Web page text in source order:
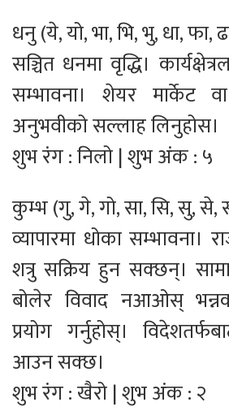
धनु (ये, यो, भा, भि, भु, धा, फा,
सञ्चित धनमा वृद्धि।
सम्भावना। शेयर मार्केट
अनुभवीको सल्लाह लिनुहोस।
शुभ रंग : निलो | शुभ अंक : ५
कुम्भ (गु, गे, गो, सा, सि, सु, से,
व्यापारमा धोका सम्भावना।
शत्रु सक्रिय हुन सक्छन्।
बोलेर विवाद नआओस्
प्रयोग गर्नुहोस्।
आउन सक्छ।
शुभ रंग : खैरो | शुभ अंक : २